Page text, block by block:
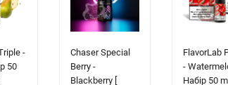
-
50
Chaser Special
Berry -
Blackberry [
FlavorLab
-
Набір 50